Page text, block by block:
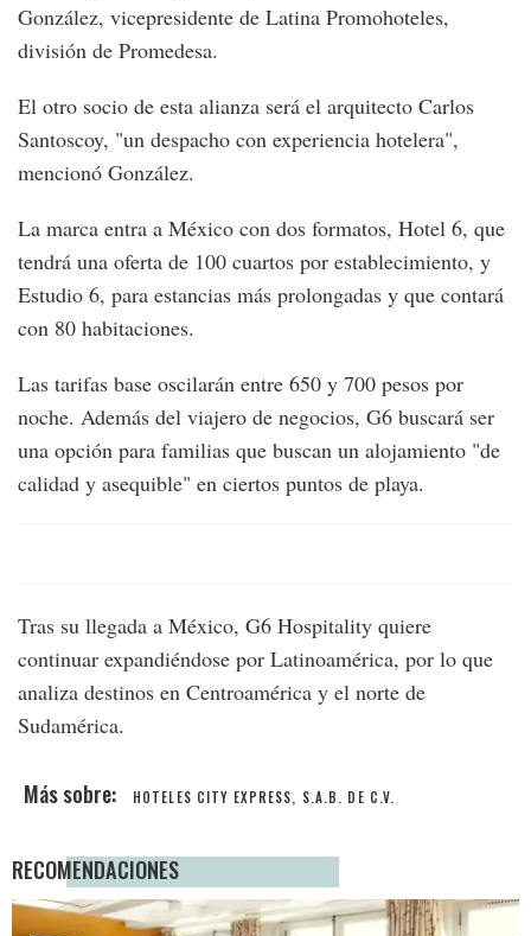
González, vicepresidente de Latina Promohoteles,
división de Promedesa.
El otro socio de esta alianza será el arquitecto Carlos
Santoscoy, "un despacho con experiencia hotelera",
mencionó González.
La marca entra a México con dos formatos, Hotel 6, que
tendrá una oferta de 100 cuartos por establecimiento, y
Estudio 6, para estancias más prolongadas y que contará
con 80 habitaciones.
Las tarifas base oscilarán entre 650 y 700 pesos por
noche. Además del viajero de negocios, G6 buscará ser
una opción para familias que buscan un alojamiento "de
calidad y asequible" en ciertos puntos de playa.
Tras su llegada a México, G6 Hospitality quiere
continuar expandiéndose por Latinoamérica, por lo que
analiza destinos en Centroamérica y el norte de
Sudamérica.
HOTELES CITY EXPRESS, S.A.B. DE C.V.
RECOMENDACIONES